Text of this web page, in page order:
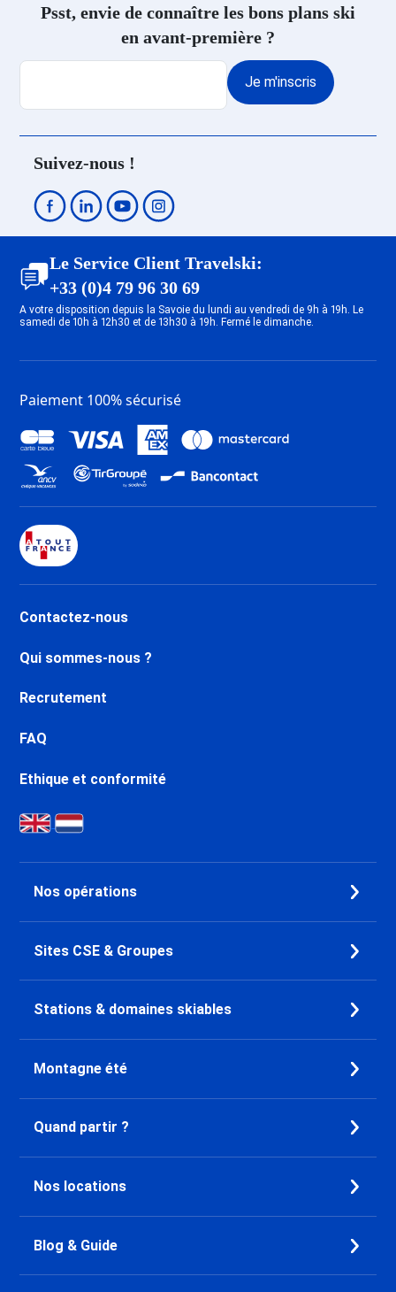
Psst, envie de connaître les bons plans ski
en avant-première ?
Je m'inscris
Suivez-nous !
Le Service Client Travelski:
+33 (0)4 79 96 30 69
A votre disposition depuis la Savoie du lundi au vendredi de 9h à 19h. Le
samedi de 10h à 12h30 et de 13h30 à 19h. Fermé le dimanche.
Paiement 100% sécurisé
Contactez-nous
Qui sommes-nous ?
Recrutement
FAQ
Ethique et conformité
Nos opérations
Sites CSE & Groupes
Stations & domaines skiables
Montagne été
Quand partir ?
Nos locations
Blog & Guide